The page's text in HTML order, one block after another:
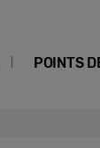
POINTS